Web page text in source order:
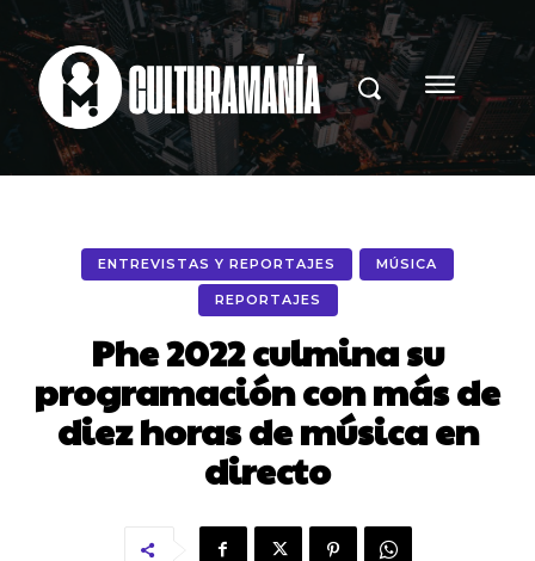
ENTREVISTAS Y REPORTAJES MÚSICA
REPORTAJES
Phe 2022 culmina su
programación con más de
diez horas de música en
directo